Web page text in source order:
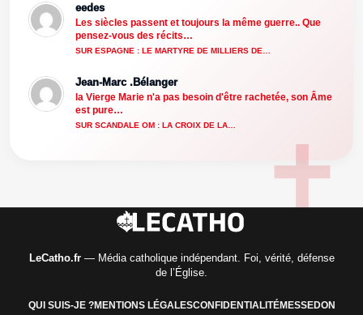
eedes
Les siècles passent et toujours la même guerre.. Que
pensez-vous des récits…
SUR ESPAGNE : LE MARTYRE DE MILLIERS DE…
Jean-Marc .Bélanger
la Vierge Marie n'a pas besoin d'être rachetée, son Âme
est pure…
SUR SCANDALE OM : LA CROIX DE LA…
LeCatho.fr— Média catholique indépendant. Foi, vérité, défense
de l’Église.
QUI SUIS-JE ?MENTIONS LÉGALESCONFIDENTIALITÉMESSEDON